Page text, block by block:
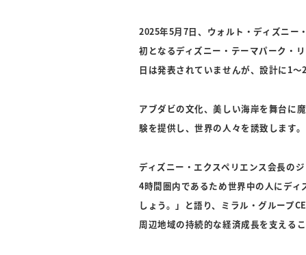
2025年5月7日、ウォルト・ディズニー
初となるディズニー・テーマパーク・
日は発表されていませんが、設計に1～
アブダビの文化、美しい海岸を舞台に
験を提供し、世界の人々を誘致します。
ディズニー・エクスペリエンス会長の
4時間圏内であるため世界中の人にデ
しょう。」と語り、ミラル・グループ
周辺地域の持続的な経済成長を支える